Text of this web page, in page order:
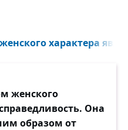
характера
женского
Она
образом от